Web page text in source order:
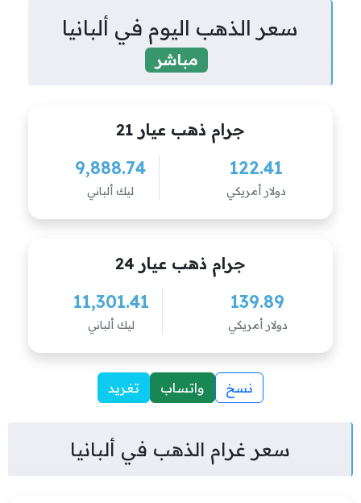
سعر الذهب اليوم في ألبانيا
مباشر
جرام ذهب عيار 21
122.41
دولار أمريكي
9,888.74
ليك ألباني
جرام ذهب عيار 24
139.89
دولار أمريكي
11,301.41
ليك ألباني
نسخ واتساب تغريد
سعر غرام الذهب في ألبانيا